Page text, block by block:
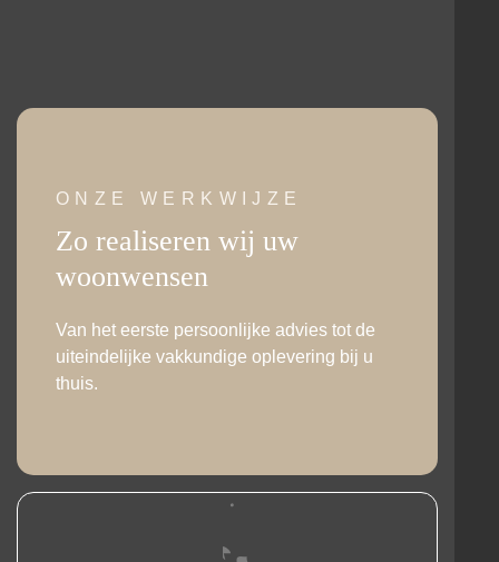
ONZE WERKWIJZE
Zo realiseren wij uw
woonwensen
Van het eerste persoonlijke advies tot de
uiteindelijke vakkundige oplevering bij u
thuis.